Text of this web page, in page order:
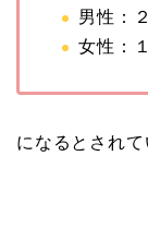
男性：
女性：
になるとされて